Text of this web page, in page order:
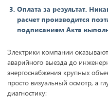
Оплата за результат.
расчет производится
подписанием Акта
Электрики компании
аварийного выезда до
энергоснабжения крупных
просто визуальный осмотр, а
диагностику: